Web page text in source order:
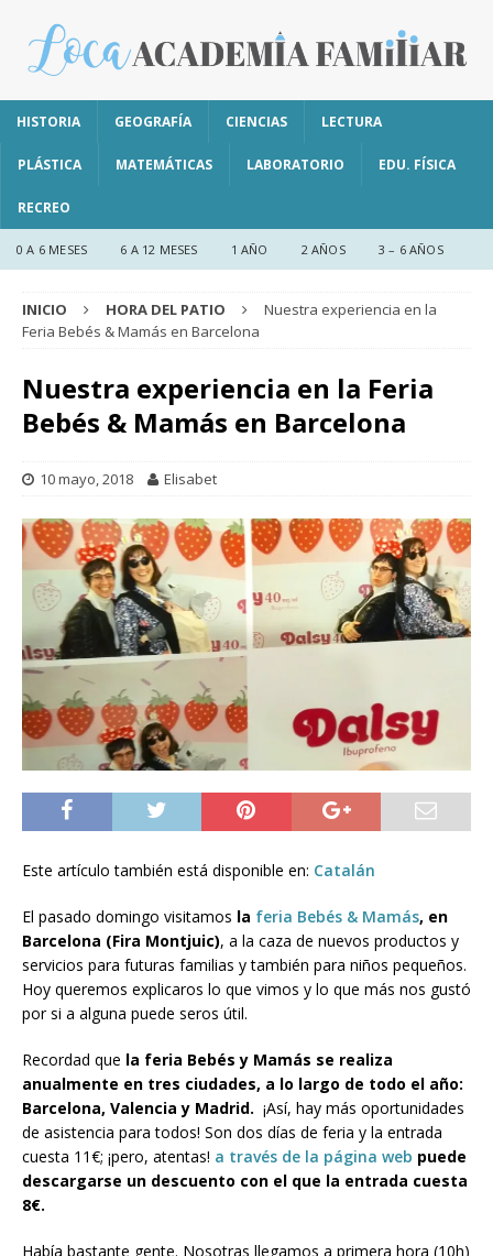
HISTORIA GEOGRAFÍA CIENCIAS LECTURA
PLÁSTICA MATEMÁTICAS LABORATORIO EDU. FÍSICA
RECREO
0 A 6 MESES 6 A 12 MESES 1 AÑO 2 AÑOS 3 – 6 AÑOS
INICIO HORA DEL PATIO
Nuestra experiencia en la
Feria Bebés & Mamás en Barcelona
Nuestra experiencia en la Feria
Bebés & Mamás en Barcelona
10 mayo, 2018 Elisabet
Este artículo también está disponible en: Catalán
El pasado domingo visitamos la feria Bebés & Mamás, en
Barcelona (Fira Montjuic), a la caza de nuevos productos y
servicios para futuras familias y también para niños pequeños.
Hoy queremos explicaros lo que vimos y lo que más nos gustó
por si a alguna puede seros útil.
Recordad que la feria Bebés y Mamás se realiza
anualmente en tres ciudades, a lo largo de todo el año:
Barcelona, Valencia y Madrid. ¡Así, hay más oportunidades
de asistencia para todos! Son dos días de feria y la entrada
cuesta 11€; ¡pero, atentas! a través de la página web puede
descargarse un descuento con el que la entrada cuesta
8€.
Había bastante gente. Nosotras llegamos a primera hora (10h)